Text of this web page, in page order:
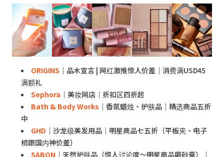
ORIGINS ｜品木宣言 | 网红激推惊人价差｜消费满USD45
满额礼
Sephora ｜美妆网店｜折扣区四折起
Bath & Body Works ｜香氛蜡烛、护肤品｜精选商品五折
中
GHD ｜沙龙级美发用品｜明星商品七五折（平板夹、电子
梳跟国内神价差）
SABON ｜天然护肤品（惊人讨论度～明星商品磨砂膏）｜